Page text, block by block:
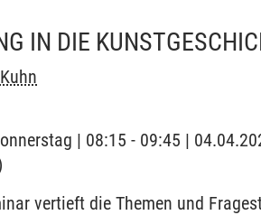
IN DIE
| 08:15 - 09:45 |
vertieft die Themen und